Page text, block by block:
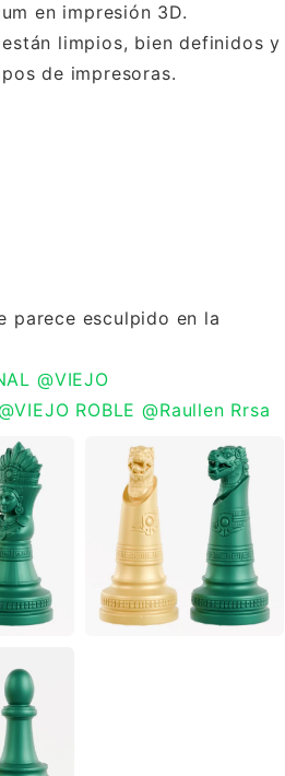
en impresión 3D.
limpios, bien definidos y
de impresoras.
parece esculpido en la
@VIEJO
ROBLE @Raullen Rrsa